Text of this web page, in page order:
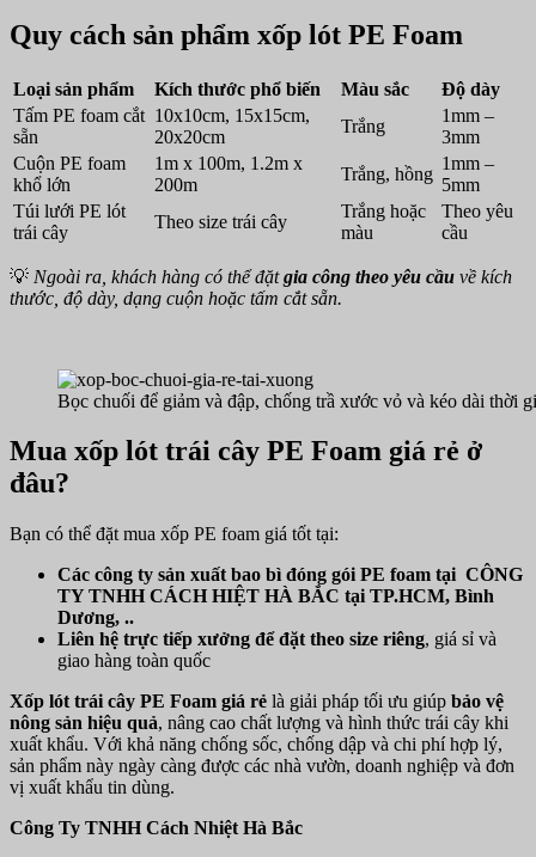
Quy cách sản phẩm xốp lót PE Foam
Loại sản phẩm Kích thước phổ biến Màu sắc
Độ dày
Tấm PE foam cắt
sẵn
10x10cm, 15x15cm,
20x20cm
Trắng
1mm –
3mm
Cuộn PE foam
khổ lớn
1m x 100m, 1.2m x
200m
Trắng, hồng
1mm –
5mm
Túi lưới PE lót
trái cây
Theo size trái cây
Trắng hoặc
màu
Theo yêu
cầu
💡 Ngoài ra, khách hàng có thể đặtgia công theo yêu cầu về kích
thước, độ dày, dạng cuộn hoặc tấm cắt sẵn.
Bọc chuối để giảm và đập, chống trầ xước vỏ và kéo dài thời
Mua xốp lót trái cây PE Foam giá rẻ ở
đâu?
Bạn có thể đặt mua xốp PE foam giá tốt tại:
Các công ty sản xuất bao bì đóng gói PE foam tại CÔNG
TY TNHH CÁCH HIỆT HÀ BẮC tại TP.HCM, Bình
Dương, ..
Liên hệ trực tiếp xưởng để đặt theo size riêng, giá sỉ và
giao hàng toàn quốc
Xốp lót trái cây PE Foam giá rẻ là giải pháp tối ưu giúp bảo vệ
nông sản hiệu quả, nâng cao chất lượng và hình thức trái cây khi
xuất khẩu. Với khả năng chống sốc, chống dập và chi phí hợp lý,
sản phẩm này ngày càng được các nhà vườn, doanh nghiệp và đơn
vị xuất khẩu tin dùng.
Công Ty TNHH Cách Nhiệt Hà Bắc